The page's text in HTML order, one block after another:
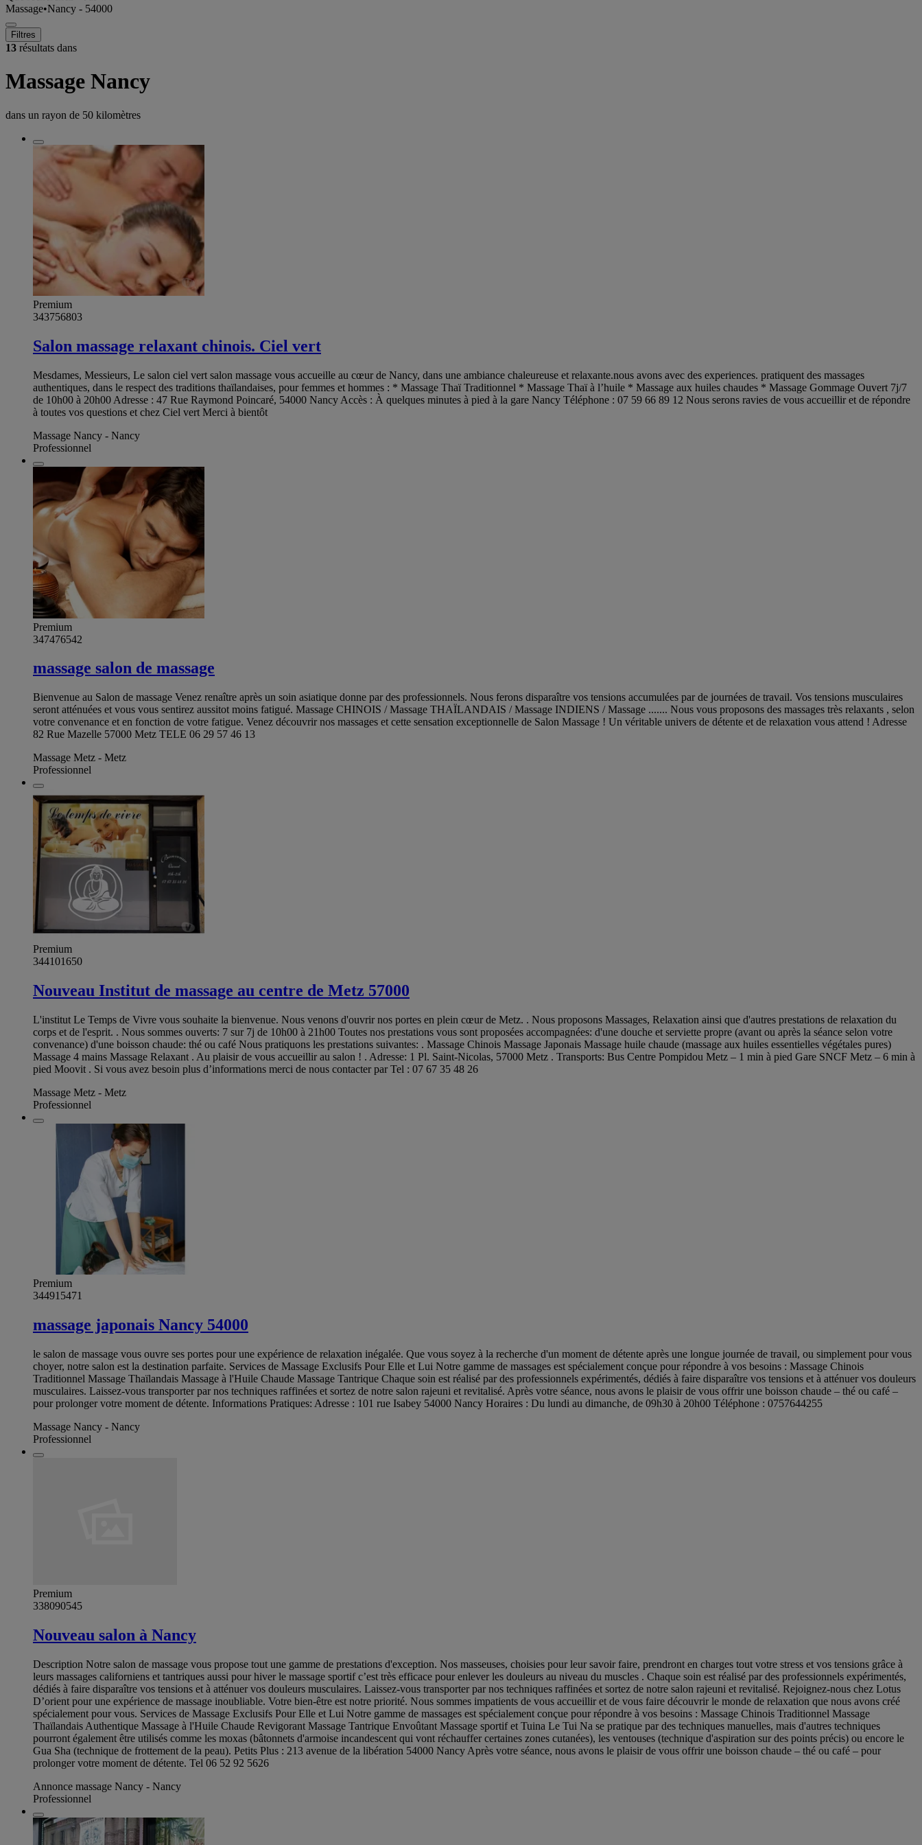
Massage•Nancy - 54000
Filtres
13 résultats dans
Massage Nancy
dans un rayon de 50 kilomètres
Premium
343756803
Salon massage relaxant chinois. Ciel vert
Mesdames, Messieurs, Le salon ciel vert salon massage vous accueille au cœur de Nancy, dans une ambiance chaleureuse et relaxante.nous avons avec des experiences. pratiquent des massages
authentiques, dans le respect des traditions thaïlandaises, pour femmes et hommes : * Massage Thaï Traditionnel * Massage Thaï à l’huile * Massage aux huiles chaudes * Massage Gommage Ouvert 7j/7
de 10h00 à 20h00 Adresse : 47 Rue Raymond Poincaré, 54000 Nancy Accès : À quelques minutes à pied à la gare Nancy Téléphone : 07 59 66 89 12 Nous serons ravies de vous accueillir et de répondre
à toutes vos questions et chez Ciel vert Merci à bientôt
Massage Nancy - Nancy
Professionnel
Premium
347476542
massage salon de massage
Bienvenue au Salon de massage Venez renaître après un soin asiatique donne par des professionnels. Nous ferons disparaître vos tensions accumulées par de journées de travail. Vos tensions musculaires
seront atténuées et vous vous sentirez aussitot moins fatigué. Massage CHINOIS / Massage THAÏLANDAIS / Massage INDIENS / Massage ....... Nous vous proposons des massages très relaxants , selon
votre convenance et en fonction de votre fatigue. Venez découvrir nos massages et cette sensation exceptionnelle de Salon Massage ! Un véritable univers de détente et de relaxation vous attend ! Adresse
82 Rue Mazelle 57000 Metz TELE 06 29 57 46 13
Massage Metz - Metz
Professionnel
Premium
344101650
Nouveau Institut de massage au centre de Metz 57000
L'institut Le Temps de Vivre vous souhaite la bienvenue. Nous venons d'ouvrir nos portes en plein cœur de Metz. . Nous proposons Massages, Relaxation ainsi que d'autres prestations de relaxation du
corps et de l'esprit. . Nous sommes ouverts: 7 sur 7j de 10h00 à 21h00 Toutes nos prestations vous sont proposées accompagnées: d'une douche et serviette propre (avant ou après la séance selon votre
convenance) d'une boisson chaude: thé ou café Nous pratiquons les prestations suivantes: . Massage Chinois Massage Japonais Massage huile chaude (massage aux huiles essentielles végétales pures)
Massage 4 mains Massage Relaxant . Au plaisir de vous accueillir au salon ! . Adresse: 1 Pl. Saint-Nicolas, 57000 Metz . Transports: Bus Centre Pompidou Metz – 1 min à pied Gare SNCF Metz – 6 min à
pied Moovit . Si vous avez besoin plus d’informations merci de nous contacter par Tel : 07 67 35 48 26
Massage Metz - Metz
Professionnel
Premium
344915471
massage japonais Nancy 54000
le salon de massage vous ouvre ses portes pour une expérience de relaxation inégalée. Que vous soyez à la recherche d'un moment de détente après une longue journée de travail, ou simplement pour vous
choyer, notre salon est la destination parfaite. Services de Massage Exclusifs Pour Elle et Lui Notre gamme de massages est spécialement conçue pour répondre à vos besoins : Massage Chinois
Traditionnel Massage Thaïlandais Massage à l'Huile Chaude Massage Tantrique Chaque soin est réalisé par des professionnels expérimentés, dédiés à faire disparaître vos tensions et à atténuer vos douleurs
musculaires. Laissez-vous transporter par nos techniques raffinées et sortez de notre salon rajeuni et revitalisé. Après votre séance, nous avons le plaisir de vous offrir une boisson chaude – thé ou café –
pour prolonger votre moment de détente. Informations Pratiques: Adresse : 101 rue Isabey 54000 Nancy Horaires : Du lundi au dimanche, de 09h30 à 20h00 Téléphone : 0757644255
Massage Nancy - Nancy
Professionnel
Premium
338090545
Nouveau salon à Nancy
Description Notre salon de massage vous propose tout une gamme de prestations d'exception. Nos masseuses, choisies pour leur savoir faire, prendront en charges tout votre stress et vos tensions grâce à
leurs massages californiens et tantriques aussi pour hiver le massage sportif c’est très efficace pour enlever les douleurs au niveau du muscles . Chaque soin est réalisé par des professionnels expérimentés,
dédiés à faire disparaître vos tensions et à atténuer vos douleurs musculaires. Laissez-vous transporter par nos techniques raffinées et sortez de notre salon rajeuni et revitalisé. Rejoignez-nous chez Lotus
D’orient pour une expérience de massage inoubliable. Votre bien-être est notre priorité. Nous sommes impatients de vous accueillir et de vous faire découvrir le monde de relaxation que nous avons créé
spécialement pour vous. Services de Massage Exclusifs Pour Elle et Lui Notre gamme de massages est spécialement conçue pour répondre à vos besoins : Massage Chinois Traditionnel Massage
Thaïlandais Authentique Massage à l'Huile Chaude Revigorant Massage Tantrique Envoûtant Massage sportif et Tuina Le Tui Na se pratique par des techniques manuelles, mais d'autres techniques
pourront également être utilisés comme les moxas (bâtonnets d'armoise incandescent qui vont réchauffer certaines zones cutanées), les ventouses (technique d'aspiration sur des points précis) ou encore le
Gua Sha (technique de frottement de la peau). Petits Plus : 213 avenue de la libération 54000 Nancy Après votre séance, nous avons le plaisir de vous offrir une boisson chaude – thé ou café – pour
prolonger votre moment de détente. Tel 06 52 92 5626
Annonce massage Nancy - Nancy
Professionnel